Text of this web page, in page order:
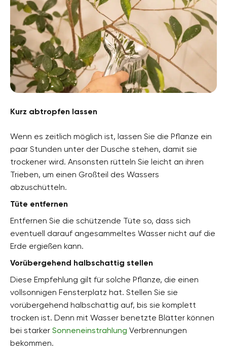
Kurz abtropfen lassen
Wenn es zeitlich möglich ist, lassen Sie die Pflanze ein
paar Stunden unter der Dusche stehen, damit sie
trockener wird. Ansonsten rütteln Sie leicht an ihren
Trieben, um einen Großteil des Wassers
abzuschütteln.
Tüte entfernen
Entfernen Sie die schützende Tüte so, dass sich
eventuell darauf angesammeltes Wasser nicht auf die
Erde ergießen kann.
Vorübergehend halbschattig stellen
Diese Empfehlung gilt für solche Pflanze, die einen
vollsonnigen Fensterplatz hat. Stellen Sie sie
vorübergehend halbschattig auf, bis sie komplett
trocken ist. Denn mit Wasser benetzte Blätter können
bei starker Sonneneinstrahlung Verbrennungen
bekommen.